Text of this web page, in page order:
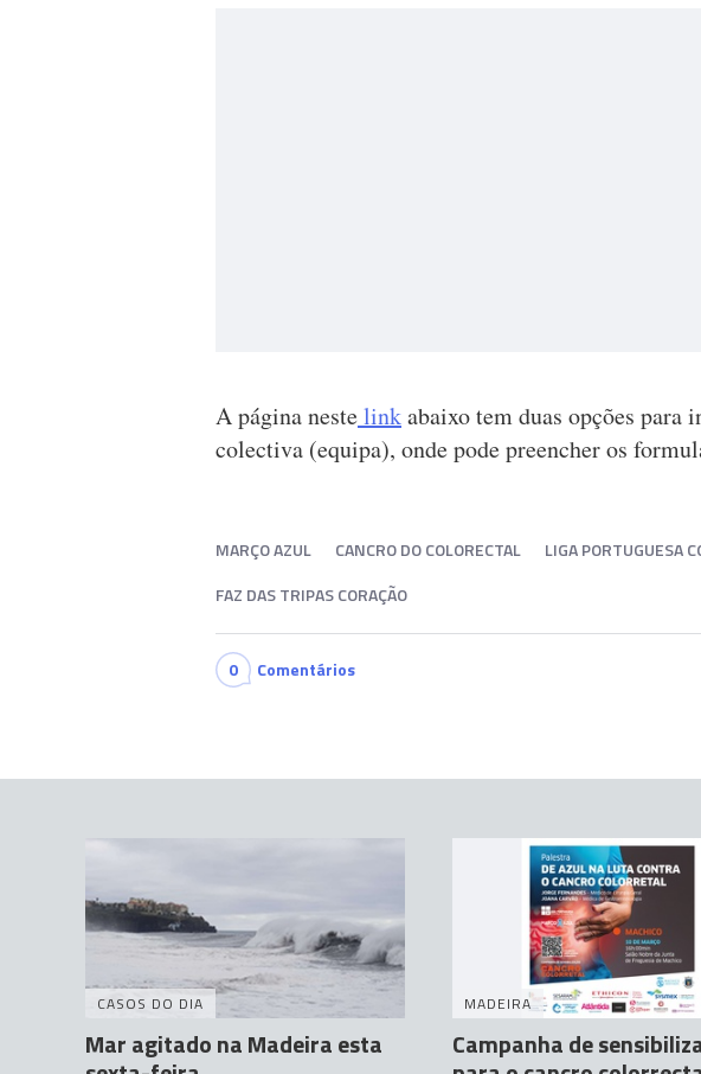
A página nestelinkabaixo tem duas opções
colectiva (equipa), onde pode preencher os
MARÇO AZUL CANCRO DO COLORECTAL
LIGA PORTUGUESA
FAZ DAS TRIPAS CORAÇÃO
0 Comentários
CASOS DO DIA
Mar agitado na Madeira esta
MADEIRA
Campanha de